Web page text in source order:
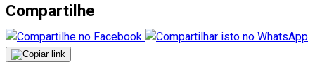
Compartilhe